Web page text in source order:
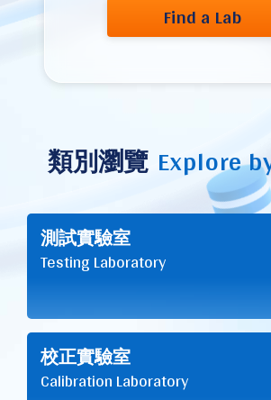
Find a Lab
類別瀏覽 Explore
測試實驗室
Testing Laboratory
校正實驗室
Calibration Laboratory